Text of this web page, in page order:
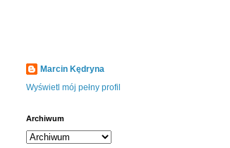
Marcin Kędryna
Wyświetl mój pełny profil
Archiwum